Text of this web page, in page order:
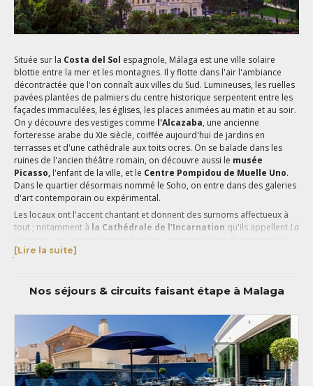
Située sur la Costa del Sol espagnole, Málaga est une ville solaire
blottie entre la mer et les montagnes. Il y flotte dans l'air l'ambiance
décontractée que l'on connaît aux villes du Sud. Lumineuses, les ruelles
pavées plantées de palmiers du centre historique serpentent entre les
façades immaculées, les églises, les places animées au matin et au soir.
On y découvre des vestiges comme l'Alcazaba, une ancienne
forteresse arabe du XIe siècle, coiffée aujourd'hui de jardins en
terrasses et d'une cathédrale aux toits ocres. On se balade dans les
ruines de l'ancien théâtre romain, on découvre aussi le musée
Picasso,l'enfant de la ville, et le Centre Pompidou de Muelle Uno.
Dans le quartier désormais nommé le Soho, on entre dans des galeries
d'art contemporain ou expérimental.
Les locaux ont l'accent chantant et donnent des surnoms affectueux à
tout ; notamment à la Cathédrale de l'Incarnation qu'ils appellentLa
jamais été (et ne sera jamais) terminée. Tout cela suffirait à la rendre
promenade, ses plages commeLa Malaguetaoù l'on trouve une
kyrielle de chiringuitos, ces restaurants les pieds dans le sable
Les amoureux de festivés à l'espagnole seront aussi conquis par sa vie
nocturne, surtout au coeur de la belle saison, et les amateurs de sports
en plein-air, de sa proximité avec de nombreuses randonnées
magiques à faire sur la côte.
[Lire la suite]
Nos séjours & circuits faisant étape à Malaga